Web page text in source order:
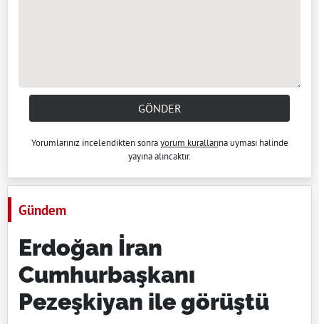
GÖNDER
Yorumlarınız incelendikten sonrayorum kurallarına uyması halinde
yayına alıncaktır.
Gündem
Erdoğan İran
Cumhurbaşkanı
Pezeşkiyan ile görüştü